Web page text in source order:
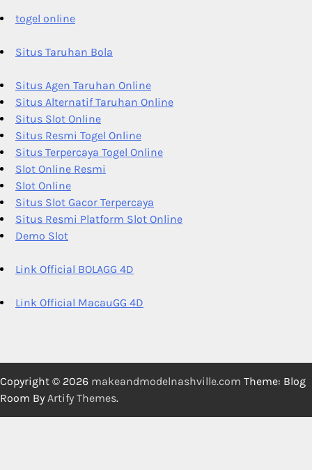
togel online
Situs Taruhan Bola
Situs Agen Taruhan Online
Situs Alternatif Taruhan Online
Situs Slot Online
Situs Resmi Togel Online
Situs Terpercaya Togel Online
Slot Online Resmi
Slot Online
Situs Slot Gacor Terpercaya
Situs Resmi Platform Slot Online
Demo Slot
Link Official BOLAGG 4D
Link Official MacauGG 4D
Copyright © 2026 makeandmodelnashville.com Theme: Blog
Room By Artify Themes.